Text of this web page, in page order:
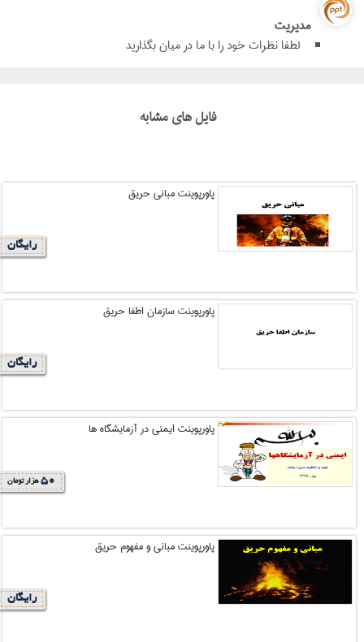
مدیریت
لطفا نظرات خود را با ما در میان بگذارید
فایل های مشابه
پاورپوینت مبانی حریق
رایگان
پاورپوینت سازمان اطفا حریق
رایگان
پاورپوینت ایمنی در آزمایشگاه ها
50 هزار تومان
پاورپوینت مبانی و مفهوم حریق
رایگان